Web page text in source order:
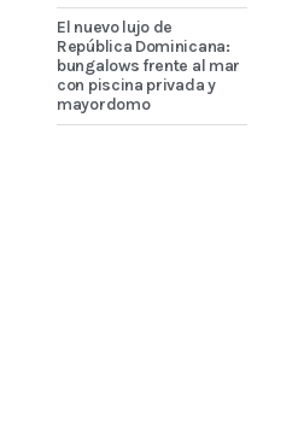
El nuevo lujo de
República Dominicana:
bungalows frente al mar
con piscina privada y
mayordomo